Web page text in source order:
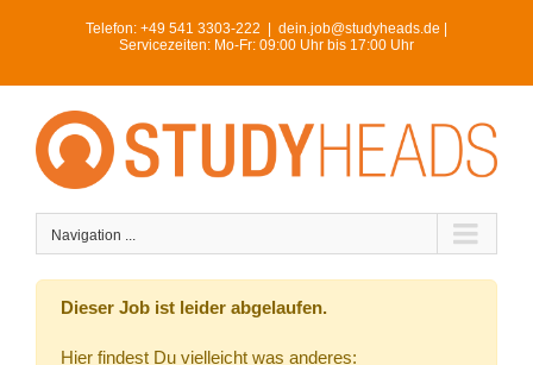
Telefon: +49 541 3303-222
dein.job@studyheads.de |
Servicezeiten: Mo-Fr: 09:00 Uhr bis 17:00 Uhr
Navigation ...
Dieser Job ist leider abgelaufen.
Hier findest Du vielleicht was anderes: